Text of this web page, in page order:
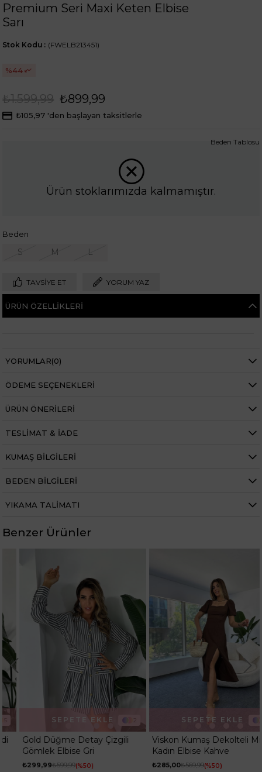
Premium Seri Maxi Keten Elbise
Sarı
(FWELB213451)
Stok Kodu
44
₺1.599,99 ₺899,99
₺105,97 'den başlayan taksitlerle
Ürün stoklarımızda kalmamıştır.
Beden
S M L
Beden Tablosu
TAVSIYE ET YORUM YAZ
ÜRÜN ÖZELLIKLERI
YORUMLAR(0)
ÖDEME SEÇENEKLERI
ÜRÜN ÖNERILERI
TESLIMAT & İADE
KUMAŞ BILGILERI
BEDEN BILGILERI
YIKAMA TALIMATI
Benzer Ürünler
Gold Düğme Detay Çizgili
Gömlek Elbise Gri
₺299,99₺599,99 %50
SEPETE EKLE
Viskon Kumaş Dekolteli Midi
Kadın Elbise Kahve
₺285,00₺569,99 %50
SEPETE EKLE